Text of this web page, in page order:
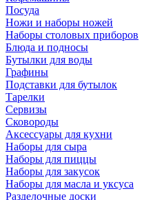
Посуда
Ножи и наборы ножей
Наборы столовых приборов
Блюда и подносы
Бутылки для воды
Графины
Подставки для бутылок
Тарелки
Сервизы
Сковороды
Аксессуары для кухни
Наборы для сыра
Наборы для пиццы
Наборы для закусок
Наборы для масла и уксуса
Разделочные доски